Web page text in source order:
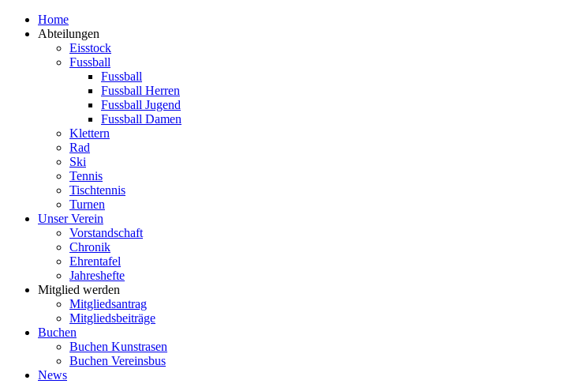
Zum
Inhalt
Home
Abteilungen
Eisstock
Fussball
Fussball
Fussball Herren
Fussball Jugend
Fussball Damen
Klettern
Rad
Ski
Tennis
Tischtennis
Turnen
Unser Verein
Vorstandschaft
Chronik
Ehrentafel
Jahreshefte
Mitglied werden
Mitgliedsantrag
Mitgliedsbeiträge
Buchen
Buchen Kunstrasen
Buchen Vereinsbus
News